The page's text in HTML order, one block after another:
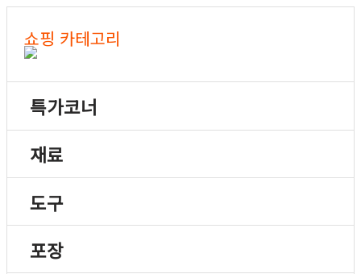
쇼핑 카테고리
특가코너
재료
도구
포장